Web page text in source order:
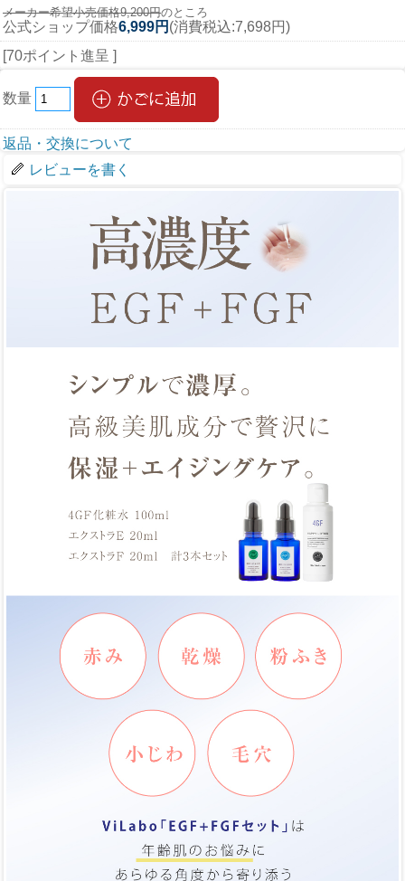
メーカー希望小売価格9,200円のところ
公式ショップ価格6,999円 (消費税込:7,698円)
[70ポイント進呈 ]
数量
返品・交換について
レビューを書く